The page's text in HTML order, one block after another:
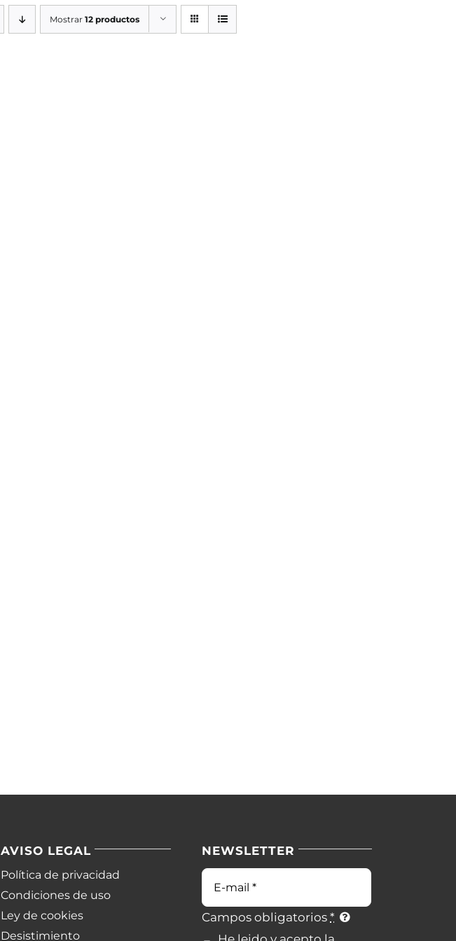
Mostrar12 productos
AVISO LEGAL
Política de privacidad
Condiciones de uso
Ley de cookies
Desistimiento
NEWSLETTER
Campos obligatorios*